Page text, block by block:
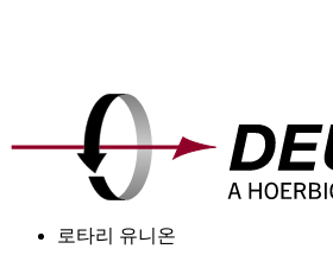
로타리 유니온